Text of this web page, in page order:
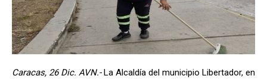
Caracas, 26 Dic. AVN.- La Alcaldía del municipio Libertador, en